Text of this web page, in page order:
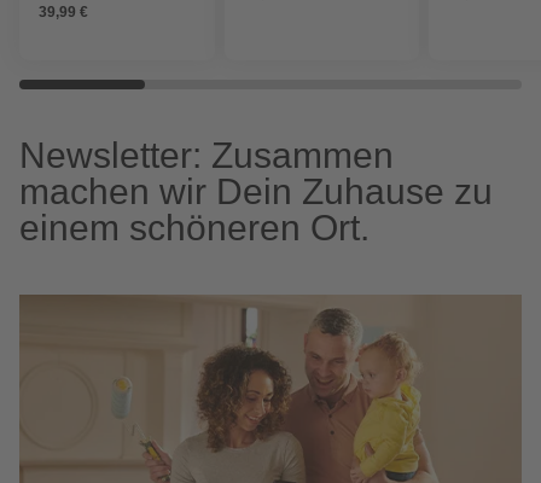
39,99 €
Newsletter: Zusammen
machen wir Dein Zuhause zu
einem schöneren Ort.